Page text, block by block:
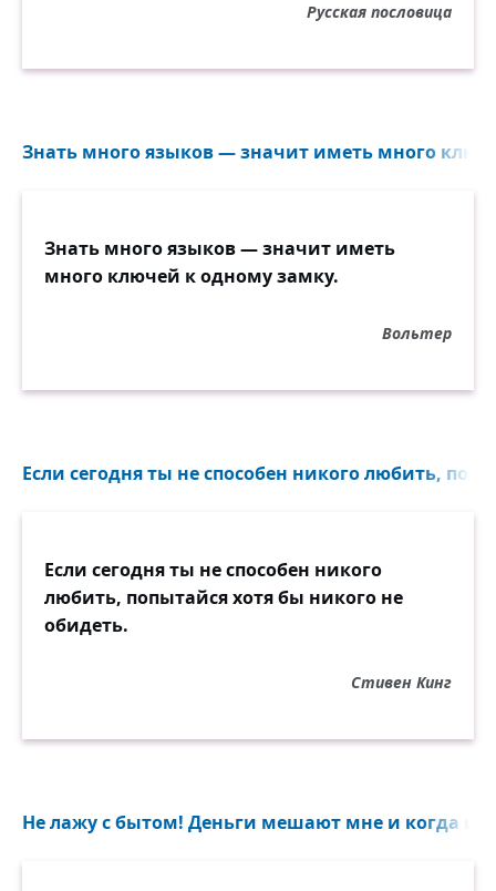
Русская пословица
Знать много языков — значит иметь много
Знать много языков — значит иметь
много ключей к одному замку.
Вольтер
Если сегодня ты не способен никого любить,
Если сегодня ты не способен никого
любить, попытайся хотя бы никого не
обидеть.
Стивен Кинг
Не лажу с бытом! Деньги мешают мне и когда их